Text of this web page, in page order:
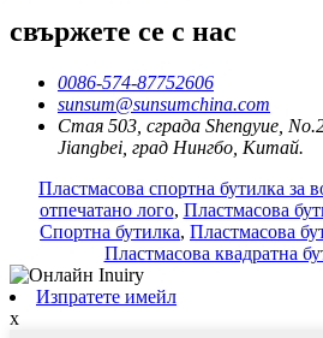
свържете се с нас
0086-574-87752606
sunsum@sunsumchina.com
Стая 503, сграда Shengyue,
Jiangbei, град Нингбо, Китай.
Пластмасова спортна бутилка за
отпечатано лого, Пластмасова
Спортна бутилка, Пластмасова
Пластмасова квадратна
Изпратете имейл
x